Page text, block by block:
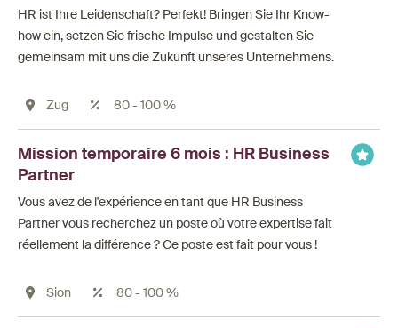
HR ist Ihre Leidenschaft? Perfekt! Bringen Sie Ihr Know-
how ein, setzen Sie frische Impulse und gestalten Sie
gemeinsam mit uns die Zukunft unseres Unternehmens.
Zug 80 - 100 %
Mission temporaire 6 mois : HR Business
Partner
Vous avez de l'expérience en tant que HR Business
Partner vous recherchez un poste où votre expertise fait
réellement la différence ? Ce poste est fait pour vous !
Sion 80 - 100 %